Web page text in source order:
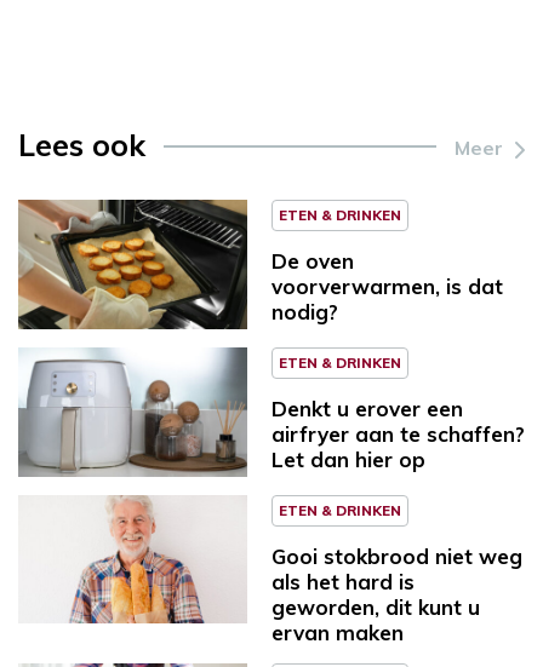
Lees ook Meer
ETEN & DRINKEN
De oven
voorverwarmen, is dat
nodig?
ETEN & DRINKEN
Denkt u erover een
airfryer aan te schaffen?
Let dan hier op
ETEN & DRINKEN
Gooi stokbrood niet weg
als het hard is
geworden, dit kunt u
ervan maken